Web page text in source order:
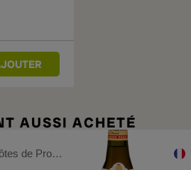
AUSSI ACHETÉ
de Provence